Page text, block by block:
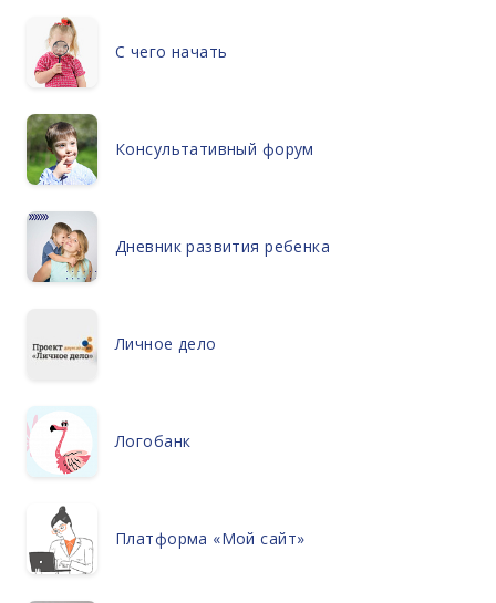
С чего начать
Консультативный форум
Дневник развития ребенка
Личное дело
Логобанк
Платформа «Мой сайт»